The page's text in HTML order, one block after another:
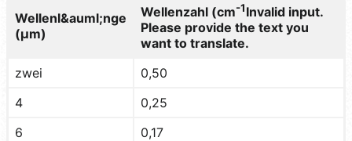
Wellenl&auml;nge
(µm)
Wellenzahl (cm-1Invalid input.
Please provide the text you
want to translate.
zwei
0,50
4
0,25
6
0,17